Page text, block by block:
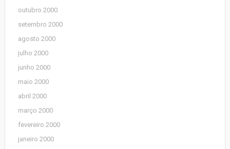
outubro 2000
setembro 2000
agosto 2000
julho 2000
junho 2000
maio 2000
abril 2000
março 2000
fevereiro 2000
janeiro 2000